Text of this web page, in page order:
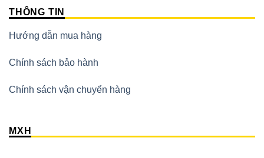
THÔNG TIN
Hướng dẫn mua hàng
Chính sách bảo hành
Chính sách vận chuyển hàng
MXH